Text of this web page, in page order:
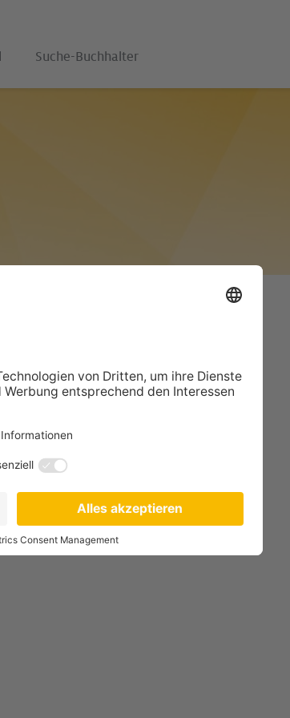
Suche-Buchhalter